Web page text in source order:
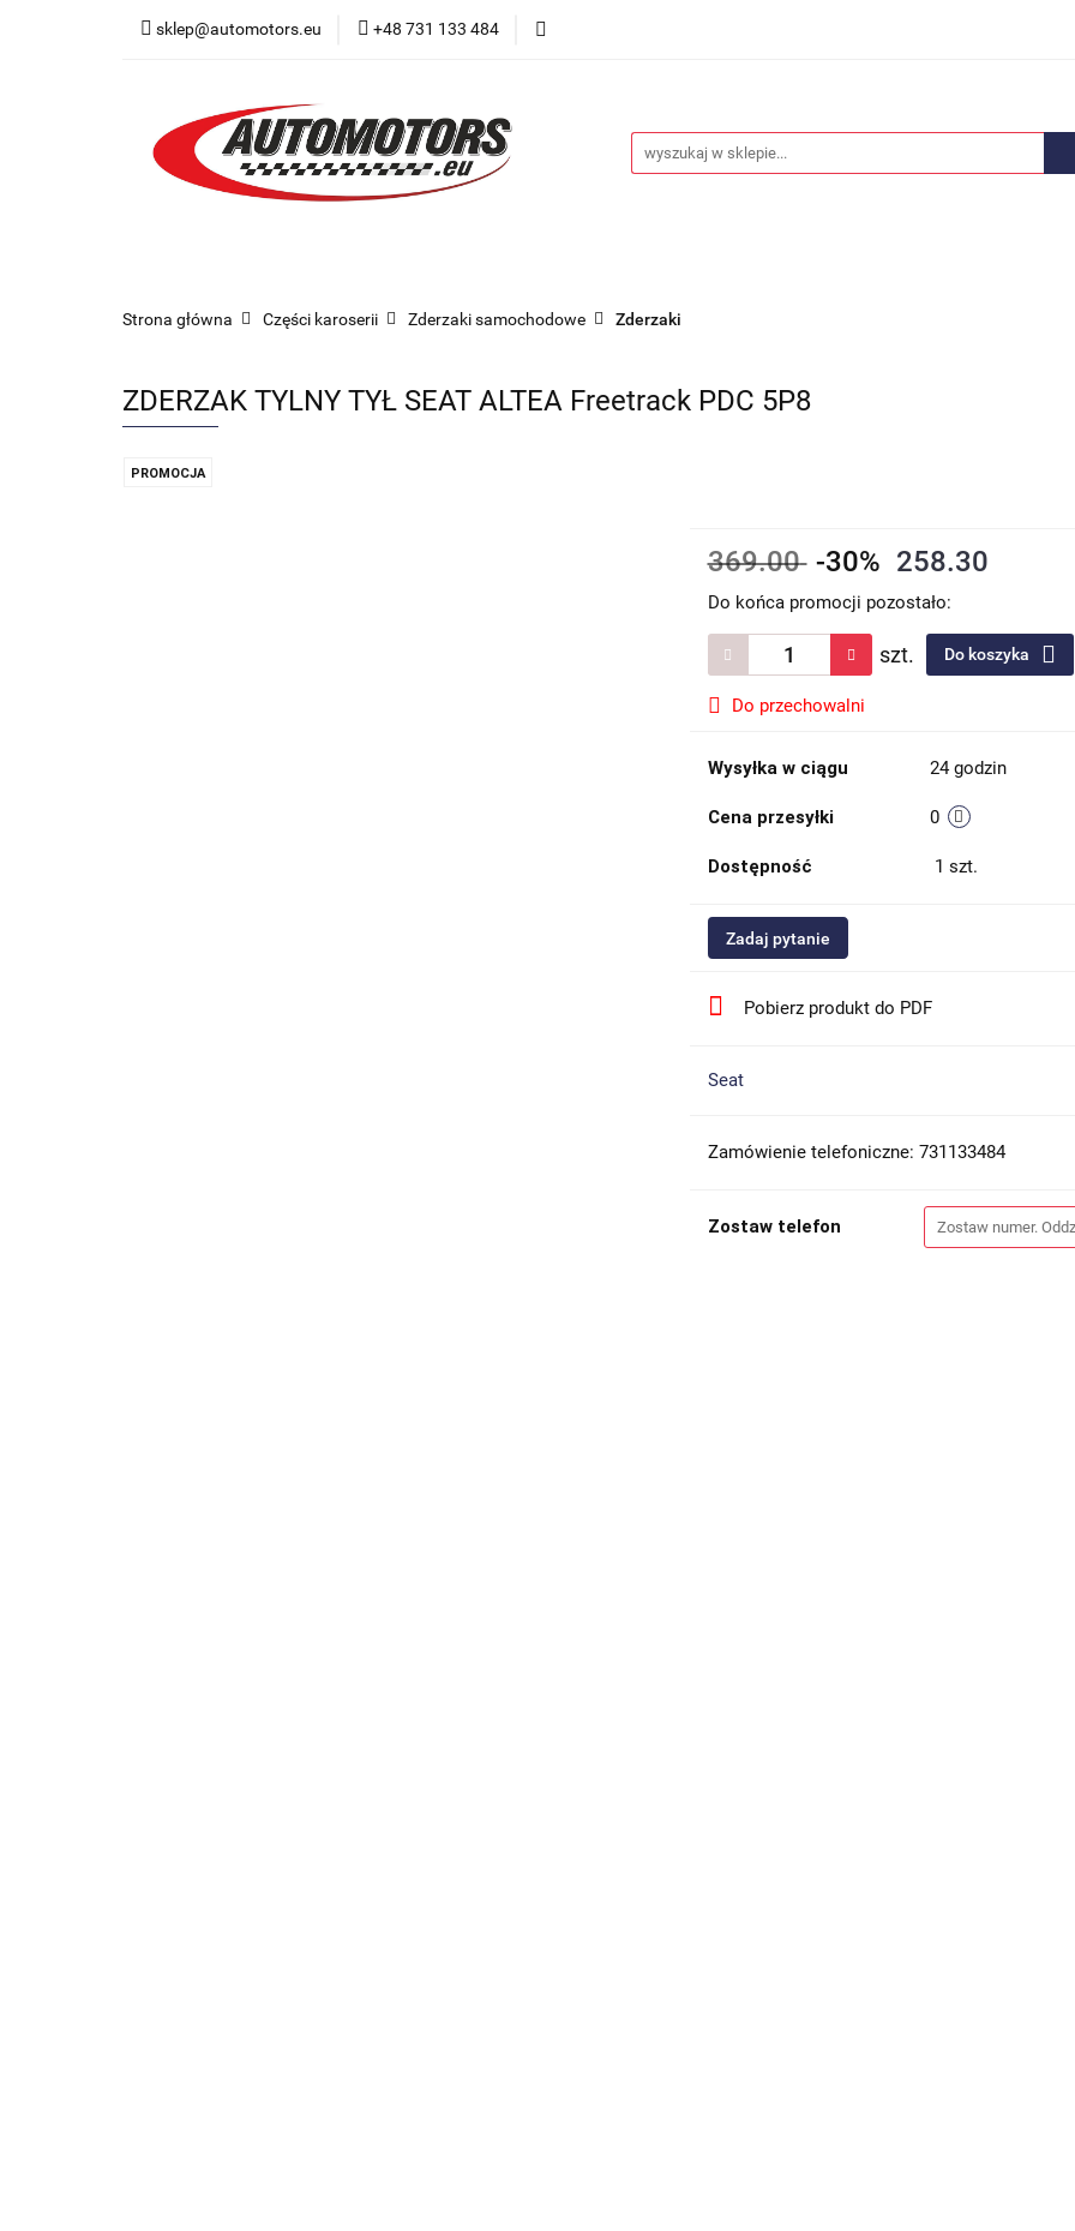
sklep@automotors.eu +48 731 133 484
Części samochodowe
Car audio Nowości
Strona główna Części karoserii Zderzaki samochodowe Zderzaki
ZDERZAK TYLNY TYŁ SEAT ALTEA Freetrack PDC 5P8
PROMOCJA
369.00 -30% 258.30
Do końca promocji pozostało:
szt. Do koszyka
Do przechowalni
Wysyłka w ciągu 24 godzin
Cena przesyłki 0
Dostępność 1 szt.
Zadaj pytanie
Pobierz produkt do PDF
Seat
Zamówienie telefoniczne: 731133484
Zostaw telefon